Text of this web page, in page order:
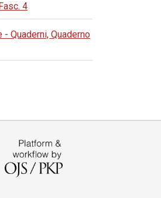
4
- Quaderni, Quaderno